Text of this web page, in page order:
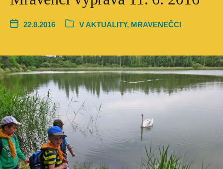
22.8.2016 VAKTUALITY, MRAVENEČCI